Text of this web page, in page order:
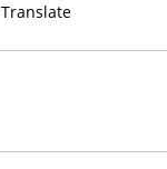
Translate